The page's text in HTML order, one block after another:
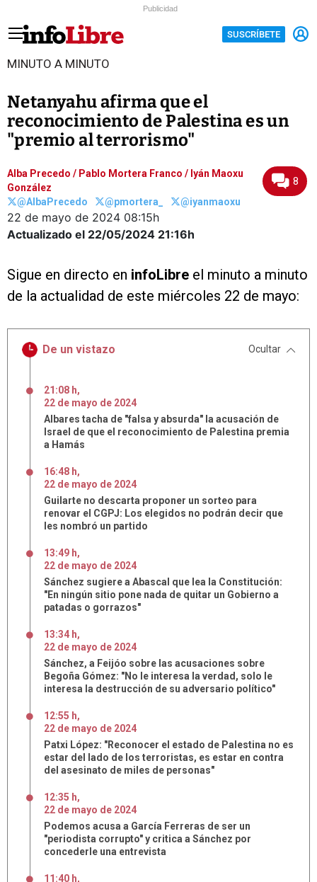
Publicidad
SUSCRÍBETE
MINUTO A MINUTO
Netanyahu afirma que el
reconocimiento de Palestina es un
"premio al terrorismo"
Alba Precedo / Pablo Mortera Franco / Iyán Maoxu
González
@AlbaPrecedo
@pmortera_ @iyanmaoxu
22 de mayo de 2024 08:15h
Actualizado el 22/05/2024 21:16h
8
Sigue en directo en infoLibre el minuto a minuto
de la actualidad de este miércoles 22 de mayo:
De un vistazo Ocultar
21:08 h,
22 de mayo de 2024
Albares tacha de "falsa y absurda" la acusación de
Israel de que el reconocimiento de Palestina premia
a Hamás
16:48 h,
22 de mayo de 2024
Guilarte no descarta proponer un sorteo para
renovar el CGPJ: Los elegidos no podrán decir que
les nombró un partido
13:49 h,
22 de mayo de 2024
Sánchez sugiere a Abascal que lea la Constitución:
"En ningún sitio pone nada de quitar un Gobierno a
patadas o gorrazos"
13:34 h,
22 de mayo de 2024
Sánchez, a Feijóo sobre las acusaciones sobre
Begoña Gómez: "No le interesa la verdad, solo le
interesa la destrucción de su adversario político"
12:55 h,
22 de mayo de 2024
Patxi López: "Reconocer el estado de Palestina no es
estar del lado de los terroristas, es estar en contra
del asesinato de miles de personas"
12:35 h,
22 de mayo de 2024
Podemos acusa a García Ferreras de ser un
"periodista corrupto" y critica a Sánchez por
concederle una entrevista
11:40 h,